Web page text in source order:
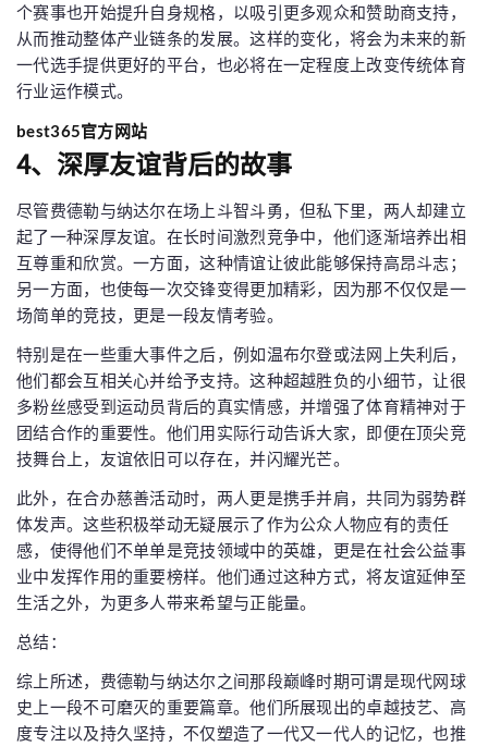
个赛事也开始提升自身规格，以吸引更多观众和赞助商支持，
从而推动整体产业链条的发展。这样的变化，将会为未来的新
一代选手提供更好的平台，也必将在一定程度上改变传统体育
行业运作模式。
best365官方网站
4、深厚友谊背后的故事
尽管费德勒与纳达尔在场上斗智斗勇，但私下里，两人却建立
起了一种深厚友谊。在长时间激烈竞争中，他们逐渐培养出相
互尊重和欣赏。一方面，这种情谊让彼此能够保持高昂斗志；
另一方面，也使每一次交锋变得更加精彩，因为那不仅仅是一
场简单的竞技，更是一段友情考验。
特别是在一些重大事件之后，例如温布尔登或法网上失利后，
他们都会互相关心并给予支持。这种超越胜负的小细节，让很
多粉丝感受到运动员背后的真实情感，并增强了体育精神对于
团结合作的重要性。他们用实际行动告诉大家，即便在顶尖竞
技舞台上，友谊依旧可以存在，并闪耀光芒。
此外，在合办慈善活动时，两人更是携手并肩，共同为弱势群
体发声。这些积极举动无疑展示了作为公众人物应有的责任
感，使得他们不单单是竞技领域中的英雄，更是在社会公益事
业中发挥作用的重要榜样。他们通过这种方式，将友谊延伸至
生活之外，为更多人带来希望与正能量。
总结：
综上所述，费德勒与纳达尔之间那段巅峰时期可谓是现代网球
史上一段不可磨灭的重要篇章。他们所展现出的卓越技艺、高
度专注以及持久坚持，不仅塑造了一代又一代人的记忆，也推